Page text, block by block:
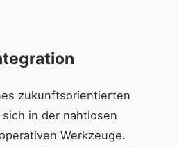
zukunftsorientierten
in der nahtlosen
Werkzeuge.